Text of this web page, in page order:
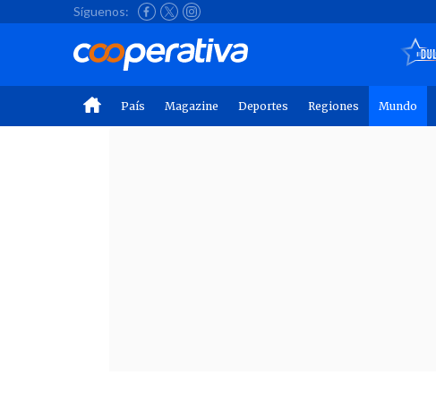
Síguenos:
País Magazine Deportes Regiones Mundo